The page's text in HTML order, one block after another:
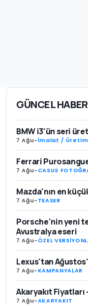
GÜNCEL
BMW i3'ün seri
7 Ağu-İmalat / Üretim
Ferrari
7 Ağu-CASUS
Mazda'nın en
7 Ağu-TEASER
Porsche'nin yeni
Avustralya eseri
7 Ağu-ÖZEL
Lexus'tan
7 Ağu-KAMPANYALAR
Akaryakıt Fiyatları
7 Ağu-AKARYAKIT